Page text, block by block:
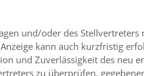
und/oder des
kann auch kurzfristig
und Zuverlässigkeit des neu
zu überprüfen,